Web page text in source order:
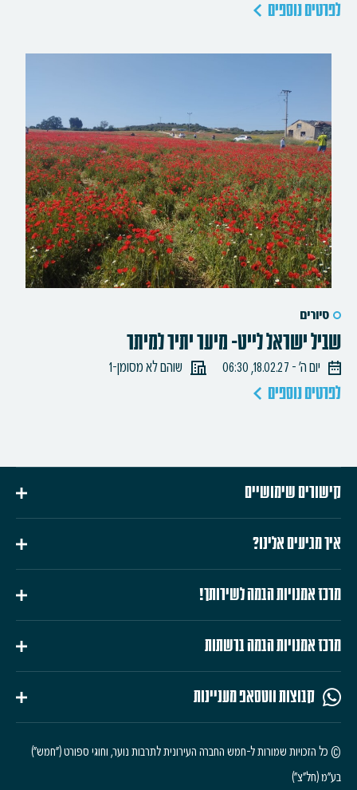
לפרטים נוספים
סיורים
שביל ישראל לייט- מיער יתיר למיתר
יום ה׳ - 18.02.27, 06:30 שוהם לא מסומן-1
לפרטים נוספים
קישורים שימושיים
איך מגיעים אלינו?
מרכז אמנויות הבמה לשירותך!
מרכז אמנויות הבמה ברשתות
קבוצות ווטסאפ מעניינות
© כל הזכויות שמורות ל-חמש החברה העירונית לתרבות נוער, וחוגי ספורט ("חמש")
בע"מ (חל"צ")